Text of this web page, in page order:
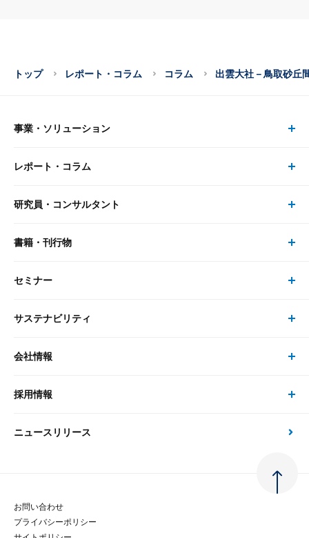
トップ レポート・コラム コラム 出雲大社－鳥取砂丘
事業・ソリューション
事業・ソリューション トップ
リサーチ
大和総研の強み
先端テクノロジーに基づく新たな価値の創出
レポート・コラム
レポート・コラム トップ
最新のレポート・コラム
政策分析
金融経済教育等
研究員・コンサルタント
研究員・コンサルタント トップ
研究員
書籍・刊行物
書籍・刊行物 トップ
書籍
セミナー
セミナー トップ
現在受付中のセミナー・イベント
サステナビリティ
サステナビリティの取り組み
次世代社会への貢献
マルチステークホルダー方針
会社情報
会社情報 トップ
会社概要・役員一覧
大和総研の歩み
採用情報
採用情報 トップ
経験者採用
ニュースリリース
お問い合わせ
プライバシーポリシー